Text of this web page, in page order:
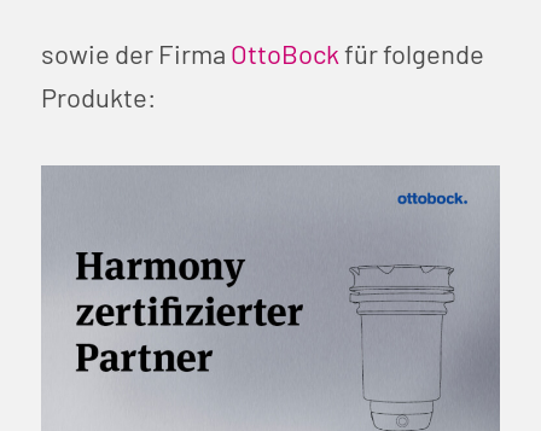
sowie der Firma OttoBockfür folgende
Produkte: